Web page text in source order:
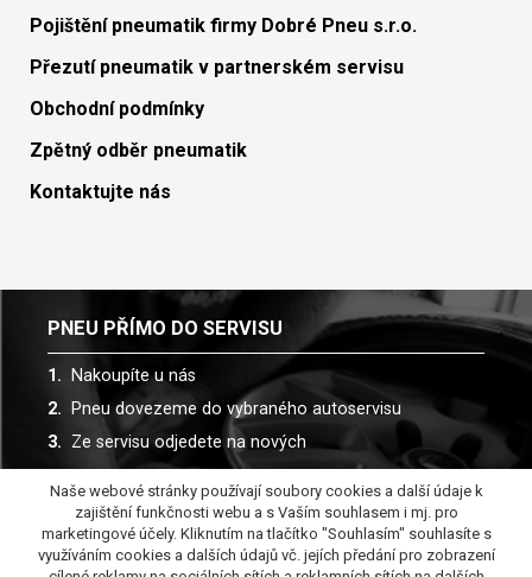
Pojištění pneumatik firmy Dobré Pneu s.r.o.
Přezutí pneumatik v partnerském servisu
Obchodní podmínky
Zpětný odběr pneumatik
Kontaktujte nás
PNEU PŘÍMO DO SERVISU
Nakoupíte u nás
Pneu dovezeme do vybraného autoservisu
Ze servisu odjedete na nových
Spolupracujeme s více než 30 autoservisy
Naše webové stránky používají soubory cookies a další údaje k
zajištění funkčnosti webu a s Vaším souhlasem i mj. pro
marketingové účely. Kliknutím na tlačítko "Souhlasím" souhlasíte s
využíváním cookies a dalších údajů vč. jejích předání pro zobrazení